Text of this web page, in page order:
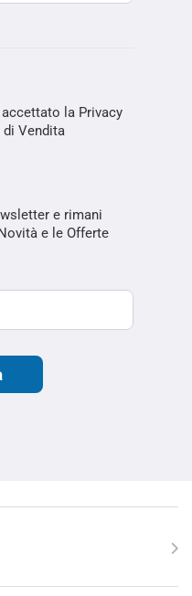
la Privacy
Vendita
e rimani
e le Offerte